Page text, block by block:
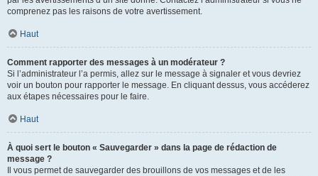
comprenez pas les raisons de votre avertissement.
Haut
Comment rapporter des messages à un modérateur ?
Si l’administrateur l’a permis, allez sur le message à signaler et vous devriez
voir un bouton pour rapporter le message. En cliquant dessus, vous accéderez
aux étapes nécessaires pour le faire.
Haut
À quoi sert le bouton « Sauvegarder » dans la page de rédaction de
message ?
Il vous permet de sauvegarder des brouillons de vos messages et de les